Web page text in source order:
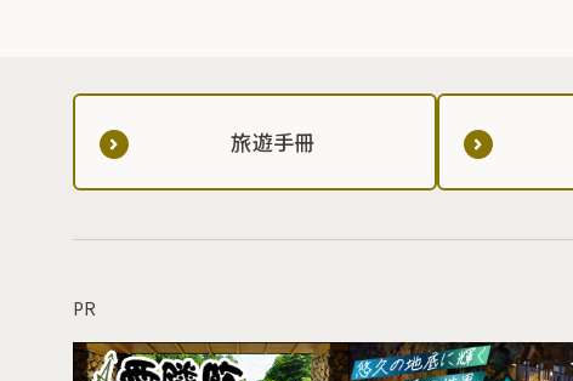
旅遊手冊
PR